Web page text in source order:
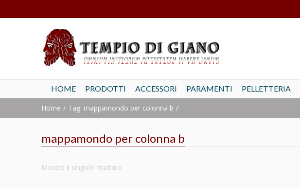
HOME PRODOTTI ACCESSORI PARAMENTI PELLETTERIA
Home Tag: mappamondo per colonna b
mappamondo per colonna b
Mostro il singolo risultato